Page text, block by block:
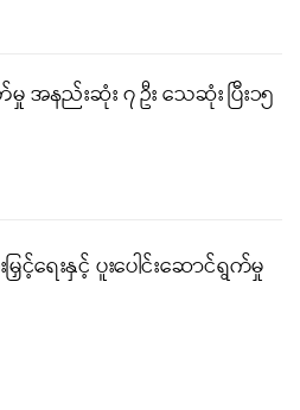
အနည်းဆုံး ၇ ဦး သေဆုံး ပြီး၁၅
ရေးနှင့် ပူးပေါင်းဆောင်ရွက်မှု